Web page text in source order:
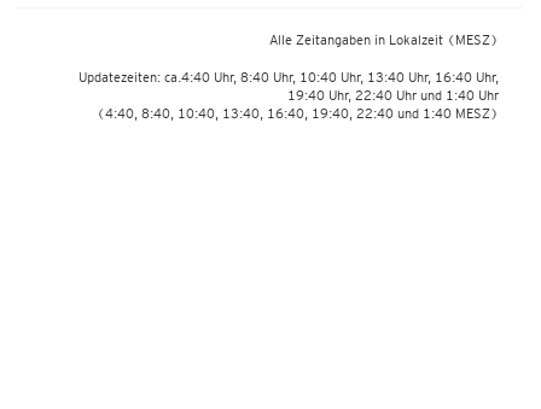
Alle Zeitangaben in Lokalzeit (MESZ)
Updatezeiten: ca.4:40 Uhr, 8:40 Uhr, 10:40 Uhr, 13:40 Uhr, 16:40 Uhr,
19:40 Uhr, 22:40 Uhr und 1:40 Uhr
(4:40, 8:40, 10:40, 13:40, 16:40, 19:40, 22:40 und 1:40 MESZ)